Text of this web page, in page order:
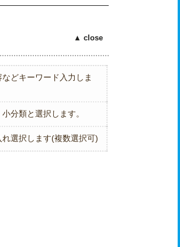
どキーワード入力しま
分類と選択します。
選択します(複数選択可)